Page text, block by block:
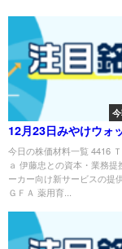
12月23日みやけウォ
今日の株価材料一覧 4416
ａ 伊藤忠との資本・業務提
ーカー向け新サービスの提
ＧＦＡ 薬用育...